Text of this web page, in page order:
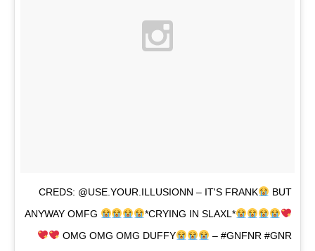
CREDS: @USE.YOUR.ILLUSIONN – IT'S FRANK
BUT
ANYWAY OMFG
*CRYING IN SLAXL*
OMG OMG OMG DUFFY
– #GNFNR #GNR